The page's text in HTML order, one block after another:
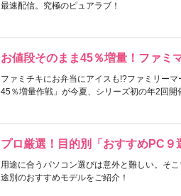
最速配信。究極のピュアラブ！
お値段そのまま45％増量！ファミ
ファミチキにお弁当にアイスも!?ファミリー
45％増量作戦」が今夏、シリーズ初の年2回開
プロ厳選！目的別「おすすめPC９
用途に合うパソコン選びは意外と難しい。そ
途別のおすすめモデルをご紹介！